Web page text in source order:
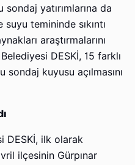
sondaj yatırımlarına da
temininde sıkıntı
araştırmalarını
DESKİ, 15 farklı
kuyusu açılmasını
DESKİ, ilk olarak
ilçesinin Gürpınar